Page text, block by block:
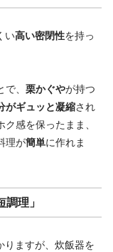
い高い密閉性を持っ
、 栗かぐやが持つ
がギュッと凝縮され
ク感を保ったまま、
理が簡単に作れま
理」
りますが、炊飯器を